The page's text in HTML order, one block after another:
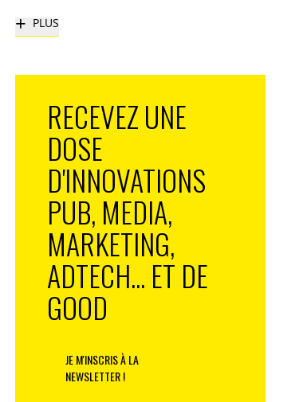
+ PLUS
RECEVEZ UNE
DOSE
D'INNOVATIONS
PUB, MEDIA,
MARKETING,
ADTECH... ET DE
GOOD
JE M'INSCRIS À LA
NEWSLETTER !